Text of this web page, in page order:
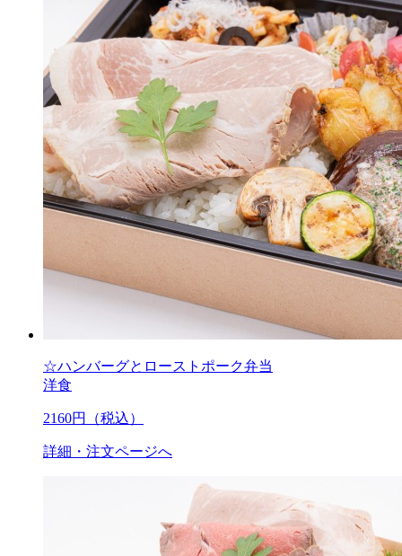
☆ハンバーグとローストポーク弁当
洋食
2160円（税込）
詳細・注文ページへ